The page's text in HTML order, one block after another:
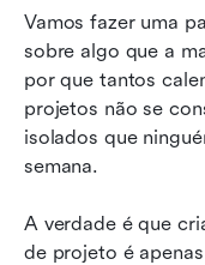
Vamos fazer uma
sobre algo que a
por que tantos
projetos não se
isolados que
semana.
A verdade é que
de projeto é